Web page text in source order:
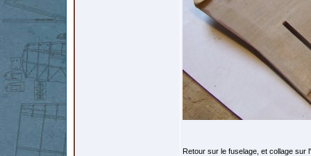
Retour sur le fuselage, et collage sur